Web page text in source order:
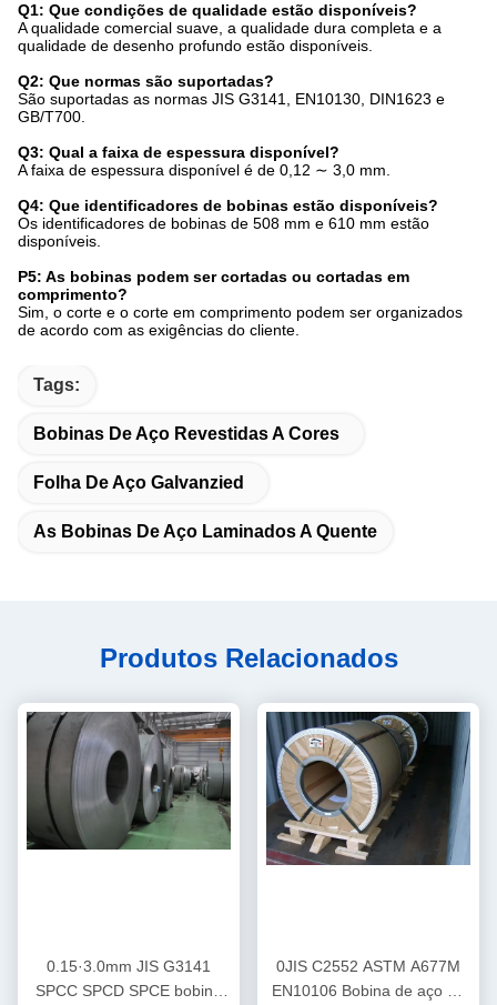
Q1: Que condições de qualidade estão disponíveis?
A qualidade comercial suave, a qualidade dura completa e a
qualidade de desenho profundo estão disponíveis.
Q2: Que normas são suportadas?
São suportadas as normas JIS G3141, EN10130, DIN1623 e
GB/T700.
Q3: Qual a faixa de espessura disponível?
A faixa de espessura disponível é de 0,12 ∼ 3,0 mm.
Q4: Que identificadores de bobinas estão disponíveis?
Os identificadores de bobinas de 508 mm e 610 mm estão
disponíveis.
P5: As bobinas podem ser cortadas ou cortadas em
comprimento?
Sim, o corte e o corte em comprimento podem ser organizados
de acordo com as exigências do cliente.
Tags:
Bobinas De Aço Revestidas A Cores
Folha De Aço Galvanzied
As Bobinas De Aço Laminados A Quente
Produtos Relacionados
0.15·3.0mm JIS G3141
SPCC SPCD SPCE bobina
0JIS C2552 ASTM A677M
EN10106 Bobina de aço de